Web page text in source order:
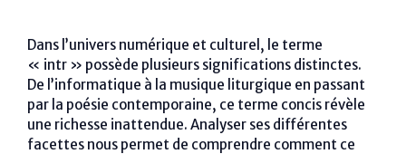
Dans l’univers numérique et culturel, le terme
« intr » possède plusieurs significations distinctes.
De l’informatique à la musique liturgique en passant
par la poésie contemporaine, ce terme concis révèle
une richesse inattendue. Analyser ses différentes
facettes nous permet de comprendre comment ce